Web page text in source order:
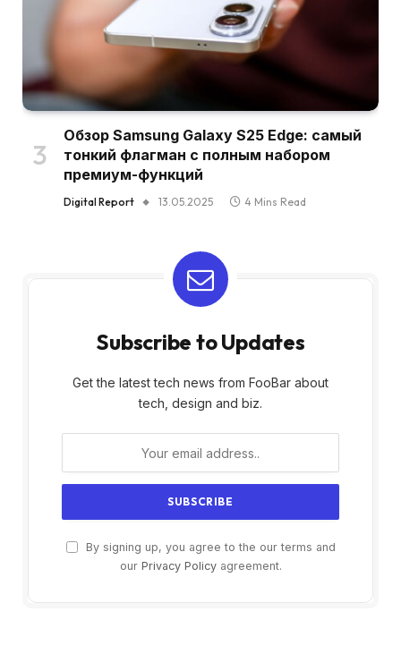
Обзор Samsung Galaxy S25 Edge: самый
тонкий флагман с полным набором
премиум-функций
Digital Report 13.05.2025 4 Mins Read
Subscribe to Updates
Get the latest tech news from FooBar about
tech, design and biz.
By signing up, you agree to the our terms and
our Privacy Policyagreement.